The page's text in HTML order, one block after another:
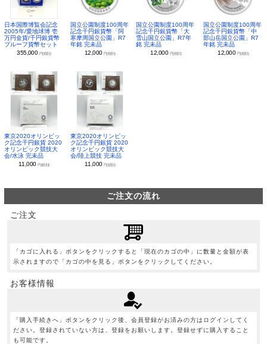
日本国際博覧会記念
2005年/愛地球博 壱
万円金貨/千円銀貨幣
プルーフ貨幣セット
355,000 円(税別)
国立公園制度100周年
記念千円銀貨幣「阿
寒摩周国立公園」R7
年銘 完未品
12,000 円(税別)
国立公園制度100周年
記念千円銀貨幣「大
雪山国立公園」R7年
銘 完未品
12,000 円(税別)
国立公園制度100周年
記念千円銀貨幣「中
部山岳国立公園」R7
年銘 完未品
12,000 円(税別)
東京2020オリンピッ
ク記念千円銀貨 2020
オリンピック競技大
会/水泳 完未品
11,000円(税別)
東京2020オリンピッ
ク記念千円銀貨 2020
オリンピック競技大
会/陸上競技 完未品
11,000 円(税別)
ご注文の流れ
ご注文
「カゴに入れる」ボタンをクリックすると「現在のカゴの中」に数量と金額が表
示されますので「カゴの中を見る」ボタンをクリックしてください。
お客様情報
「購入手続きへ」ボタンをクリック後、会員登録がお済みの方はログインしてく
ださい。登録されていない方は、登録をお願いします。登録せずに購入すること
も可能です。